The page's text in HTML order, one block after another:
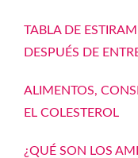
TABLA DE
DESPUÉS DE
ALIMENTOS,
EL COLESTEROL
¿QUÉ SON LOS